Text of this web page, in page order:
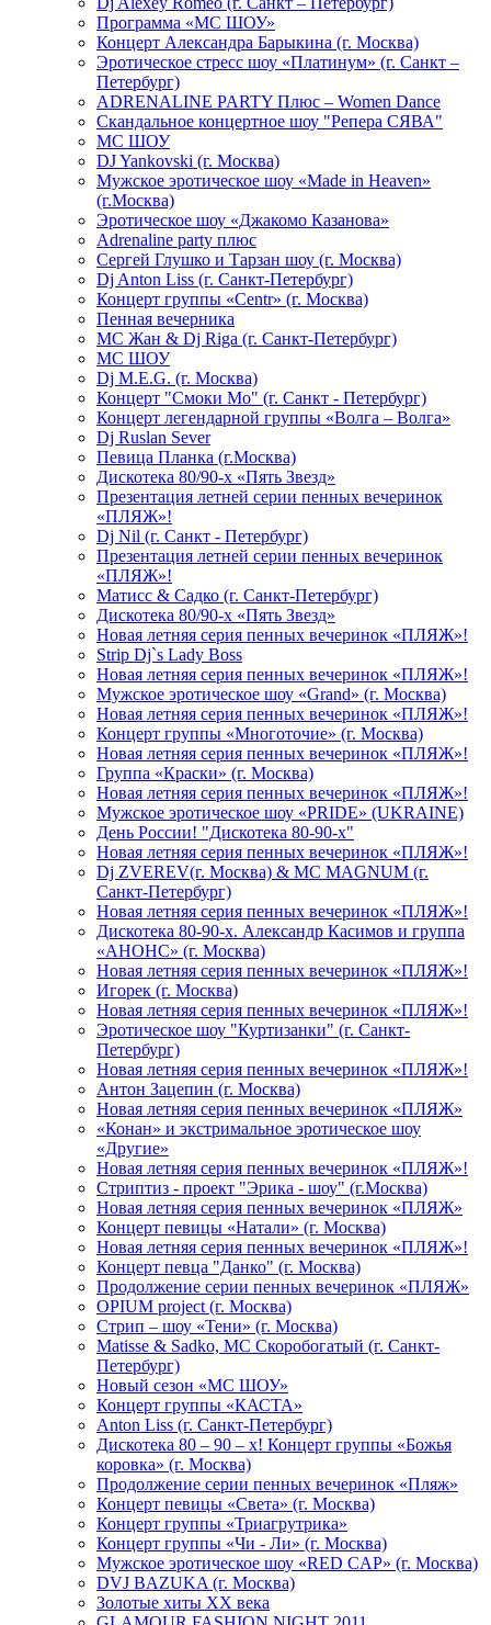
Программа «МС ШОУ»
Концерт Александра Барыкина (г. Москва)
Эротическое стресс шоу «Платинум» (г. Санкт –
Петербург)
ADRENALINE PARTY Плюс – Women Dance
Скандальное концертное шоу "Репера СЯВА"
МС ШОУ
DJ Yankovski (г. Москва)
Мужское эротическое шоу «Made in Heaven»
(г.Москва)
Эротическое шоу «Джакомо Казанова»
Adrenaline party плюс
Сергей Глушко и Тарзан шоу (г. Москва)
Dj Anton Liss (г. Санкт-Петербург)
Концерт группы «Centr» (г. Москва)
Пенная вечерника
МС Жан & Dj Riga (г. Санкт-Петербург)
МС ШОУ
Dj M.E.G. (г. Москва)
Концерт "Смоки Мо" (г. Санкт - Петербург)
Концерт легендарной группы «Волга – Волга»
Dj Ruslan Sever
Певица Планка (г.Москва)
Дискотека 80/90-х «Пять Звезд»
Презентация летней серии пенных вечеринок
«ПЛЯЖ»!
Dj Nil (г. Санкт - Петербург)
Презентация летней серии пенных вечеринок
«ПЛЯЖ»!
Матисс & Садко (г. Санкт-Петербург)
Дискотека 80/90-х «Пять Звезд»
Новая летняя серия пенных вечеринок «ПЛЯЖ»!
Strip Dj`s Lady Boss
Новая летняя серия пенных вечеринок «ПЛЯЖ»!
Мужское эротическое шоу «Grand» (г. Москва)
Новая летняя серия пенных вечеринок «ПЛЯЖ»!
Концерт группы «Многоточие» (г. Москва)
Новая летняя серия пенных вечеринок «ПЛЯЖ»!
Группа «Краски» (г. Москва)
Новая летняя серия пенных вечеринок «ПЛЯЖ»!
Мужское эротическое шоу «PRIDE» (UKRAINE)
День России! "Дискотека 80-90-х"
Новая летняя серия пенных вечеринок «ПЛЯЖ»!
Dj ZVEREV(г. Москва) & MC MAGNUM (г.
Санкт-Петербург)
Новая летняя серия пенных вечеринок «ПЛЯЖ»!
Дискотека 80-90-х. Александр Касимов и группа
«АНОНС» (г. Москва)
Новая летняя серия пенных вечеринок «ПЛЯЖ»!
Игорек (г. Москва)
Новая летняя серия пенных вечеринок «ПЛЯЖ»!
Эротическое шоу "Куртизанки" (г. Санкт-
Петербург)
Новая летняя серия пенных вечеринок «ПЛЯЖ»!
Антон Зацепин (г. Москва)
Новая летняя серия пенных вечеринок «ПЛЯЖ»
«Конан» и экстримальное эротическое шоу
«Другие»
Новая летняя серия пенных вечеринок «ПЛЯЖ»!
Стриптиз - проект "Эрика - шоу" (г.Москва)
Новая летняя серия пенных вечеринок «ПЛЯЖ»
Концерт певицы «Натали» (г. Москва)
Новая летняя серия пенных вечеринок «ПЛЯЖ»!
Концерт певца "Данко" (г. Москва)
Продолжение серии пенных вечеринок «ПЛЯЖ»
OPIUM project (г. Москва)
Стрип – шоу «Тени» (г. Москва)
Matissе & Sadko, MC Скоробогатый (г. Санкт-
Петербург)
Новый сезон «МС ШОУ»
Концерт группы «КАСТА»
Anton Liss (г. Санкт-Петербург)
Дискотека 80 – 90 – х! Концерт группы «Божья
коровка» (г. Москва)
Продолжение серии пенных вечеринок «Пляж»
Концерт певицы «Света» (г. Москва)
Концерт группы «Триагрутрика»
Концерт группы «Чи - Ли» (г. Москва)
Мужское эротическое шоу «RED CAP» (г. Москва)
DVJ BAZUKA (г. Москва)
Золотые хиты XX века